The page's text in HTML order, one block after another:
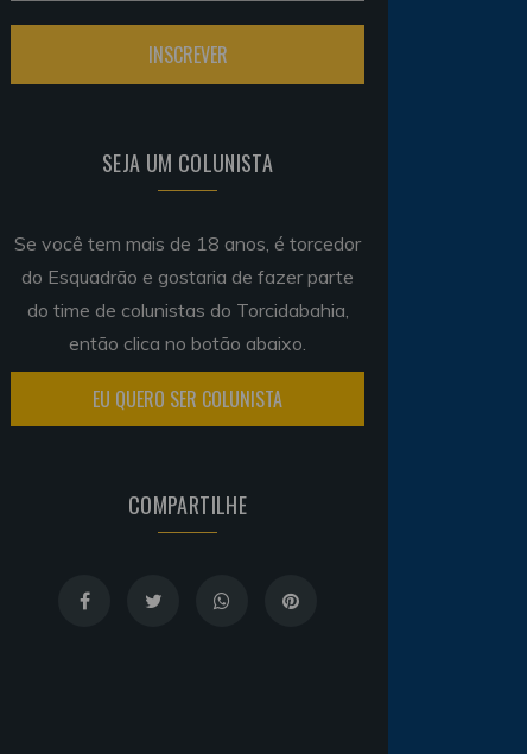
SEJA UM COLUNISTA
Se você tem mais de 18 anos, é torcedor
do Esquadrão e gostaria de fazer parte
do time de colunistas do Torcidabahia,
então clica no botão abaixo.
EU QUERO SER COLUNISTA
COMPARTILHE